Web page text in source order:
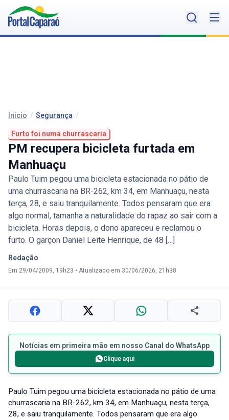
Início / Segurança /
Furto foi numa churrascaria
PM recupera bicicleta furtada em
Manhuaçu
Paulo Tuim pegou uma bicicleta estacionada no pátio de
uma churrascaria na BR-262, km 34, em Manhuaçu, nesta
terça, 28, e saiu tranquilamente. Todos pensaram que era
algo normal, tamanha a naturalidade do rapaz ao sair com a
bicicleta. Horas depois, o dono apareceu e reclamou o
furto. O garçon Daniel Leite Henrique, de 48 […]
Redação
Em 29/04/2009, 19h23 • Atualizado em 30/06/2026, 21h38
Notícias em primeira mão em nosso Canal do WhatsApp
Clique aqui
Paulo Tuim pegou uma bicicleta estacionada no pátio de uma
churrascaria na BR-262, km 34, em Manhuaçu, nesta terça,
28, e saiu tranquilamente. Todos pensaram que era algo